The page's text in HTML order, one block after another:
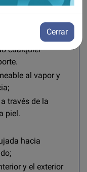
riesgo;
cualquier
al vapor y
través de la
piel.
hacia
y el exterior
Cerrar